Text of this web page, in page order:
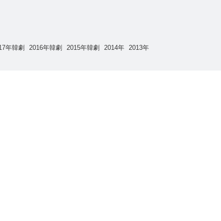
年韓劇 2016年韓劇 2015年韓劇 2014年
2013年